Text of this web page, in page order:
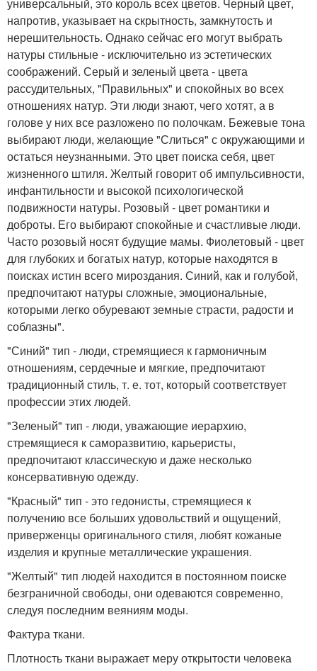
напротив, указывает на скрытность, замкнутость и
нерешительность. Однако сейчас его могут выбрать
натуры стильные - исключительно из эстетических
соображений. Серый и зеленый цвета - цвета
рассудительных, "Правильных" и спокойных во всех
отношениях натур. Эти люди знают, чего хотят, а в
голове у них все разложено по полочкам. Бежевые тона
выбирают люди, желающие "Слиться" с окружающими и
остаться неузнанными. Это цвет поиска себя, цвет
жизненного штиля. Желтый говорит об импульсивности,
инфантильности и высокой психологической
подвижности натуры. Розовый - цвет романтики и
доброты. Его выбирают спокойные и счастливые люди.
Часто розовый носят будущие мамы. Фиолетовый - цвет
для глубоких и богатых натур, которые находятся в
поисках истин всего мироздания. Синий, как и голубой,
предпочитают натуры сложные, эмоциональные,
которыми легко обуревают земные страсти, радости и
соблазны".
"Синий" тип - люди, стремящиеся к гармоничным
отношениям, сердечные и мягкие, предпочитают
традиционный стиль, т. е. тот, который соответствует
профессии этих людей.
"Зеленый" тип - люди, уважающие иерархию,
стремящиеся к саморазвитию, карьеристы,
предпочитают классическую и даже несколько
консервативную одежду.
"Красный" тип - это гедонисты, стремящиеся к
получению все больших удовольствий и ощущений,
приверженцы оригинального стиля, любят кожаные
изделия и крупные металлические украшения.
"Желтый" тип людей находится в постоянном поиске
безграничной свободы, они одеваются современно,
следуя последним веяниям моды.
Фактура ткани.
Плотность ткани выражает меру открытости человека